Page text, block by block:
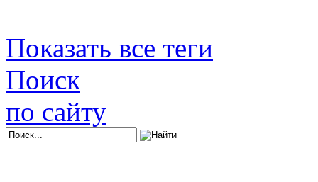
Показать все теги
Поиск
по сайту